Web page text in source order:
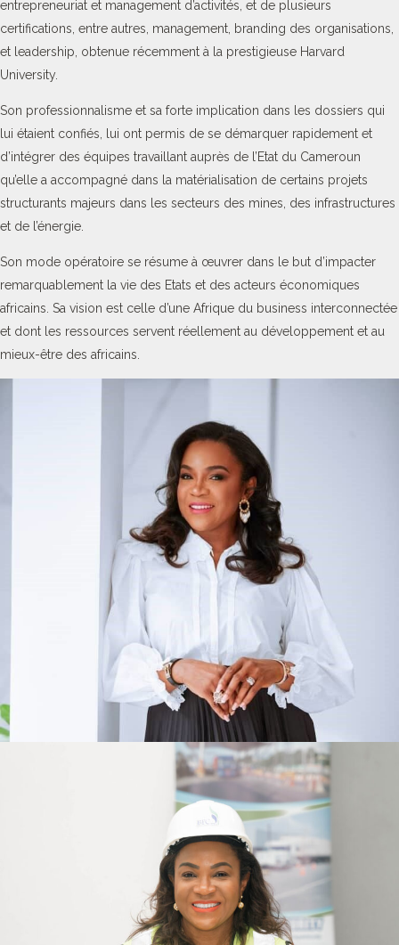
entrepreneuriat et management d’activités, et de plusieurs
certifications, entre autres, management, branding des organisations,
et leadership, obtenue récemment à la prestigieuse Harvard
University.
Son professionnalisme et sa forte implication dans les dossiers qui
lui étaient confiés, lui ont permis de se démarquer rapidement et
d’intégrer des équipes travaillant auprès de l’Etat du Cameroun
qu’elle a accompagné dans la matérialisation de certains projets
structurants majeurs dans les secteurs des mines, des infrastructures
et de l’énergie.
Son mode opératoire se résume à œuvrer dans le but d’impacter
remarquablement la vie des Etats et des acteurs économiques
africains. Sa vision est celle d’une Afrique du business interconnectée
et dont les ressources servent réellement au développement et au
mieux-être des africains.